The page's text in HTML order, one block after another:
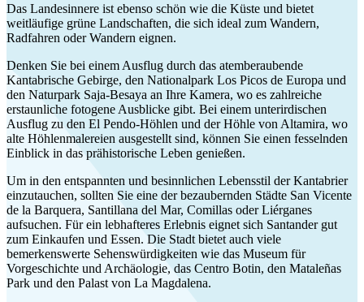
Das Landesinnere ist ebenso schön wie die Küste und bietet
weitläufige grüne Landschaften, die sich ideal zum Wandern,
Radfahren oder Wandern eignen.
Denken Sie bei einem Ausflug durch das atemberaubende
Kantabrische Gebirge, den Nationalpark Los Picos de Europa und
den Naturpark Saja-Besaya an Ihre Kamera, wo es zahlreiche
erstaunliche fotogene Ausblicke gibt. Bei einem unterirdischen
Ausflug zu den El Pendo-Höhlen und der Höhle von Altamira, wo
alte Höhlenmalereien ausgestellt sind, können Sie einen fesselnden
Einblick in das prähistorische Leben genießen.
Um in den entspannten und besinnlichen Lebensstil der Kantabrier
einzutauchen, sollten Sie eine der bezaubernden Städte San Vicente
de la Barquera, Santillana del Mar, Comillas oder Liérganes
aufsuchen. Für ein lebhafteres Erlebnis eignet sich Santander gut
zum Einkaufen und Essen. Die Stadt bietet auch viele
bemerkenswerte Sehenswürdigkeiten wie das Museum für
Vorgeschichte und Archäologie, das Centro Botin, den Mataleñas
Park und den Palast von La Magdalena.